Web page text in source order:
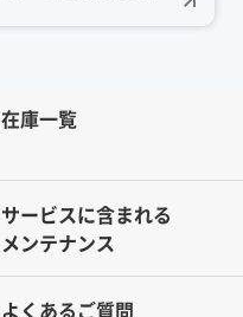
在庫一覧
サービスに含まれる
メンテナンス
よくあるご質問